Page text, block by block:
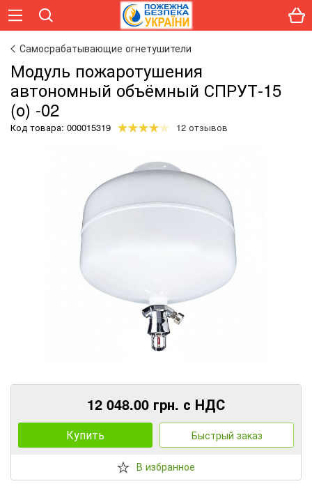
Самосрабатывающие огнетушители
Модуль пожаротушения
автономный объёмный СПРУТ-15
(о) -02
Код товара: 000015319 12 отзывов
12 048.00 грн. с НДС
Купить Быстрый заказ
В избранное